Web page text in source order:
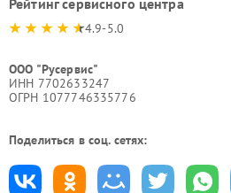
4.9-5.0
ООО "Русервис"
ИНН 7702633247
ОГРН 1077746335776
Поделиться в соц. сетях: